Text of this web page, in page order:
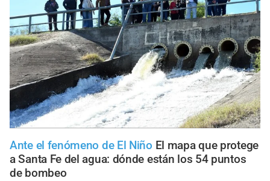
Ante el fenómeno de El Niño El mapa que protege
a Santa Fe del agua: dónde están los 54 puntos
de bombeo